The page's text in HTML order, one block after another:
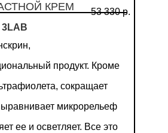
КРЕМ
3LAB
53 330 р.
продукт. Кроме
сокращает
микрорельеф
ее и осветляет. Все это